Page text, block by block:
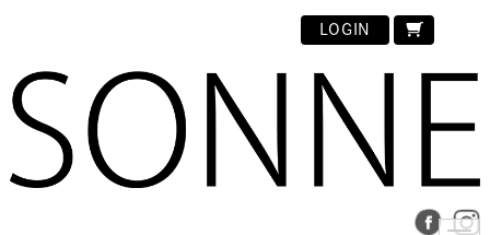
LOGIN